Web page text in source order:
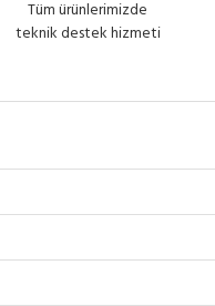
Tüm ürünlerimizde
teknik destek hizmeti